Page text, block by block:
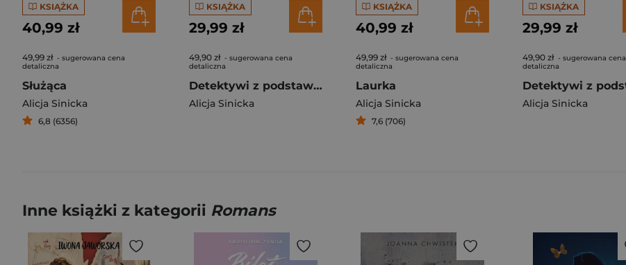
KSIĄŻKA
40,99 zł
49,99 zł - sugerowana cena
detaliczna
Służąca
Alicja Sinicka
6,8 (6356)
KSIĄŻKA
29,99 zł
49,90 zł - sugerowana cena
detaliczna
Detektywi z podstawówki. Tajemnica druha Bączka
Alicja Sinicka
KSIĄŻKA
40,99 zł
49,99 zł - sugerowana cena
detaliczna
Laurka
Alicja Sinicka
7,6 (706)
KSIĄŻKA
29,99 zł
49,90 zł - sugerowana cena
detaliczna
Alicja Sinicka
Inne książki z kategorii Romans